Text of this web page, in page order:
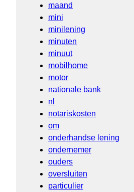
maand
mini
minilening
minuten
minuut
mobilhome
motor
nationale bank
nl
notariskosten
om
onderhandse lening
ondernemer
ouders
oversluiten
particulier